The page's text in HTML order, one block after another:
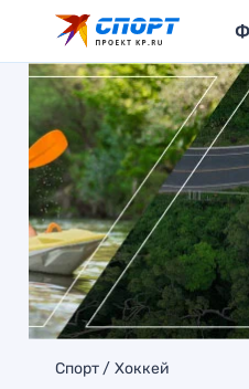
Спорт Хоккей